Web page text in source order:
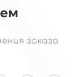
заказа